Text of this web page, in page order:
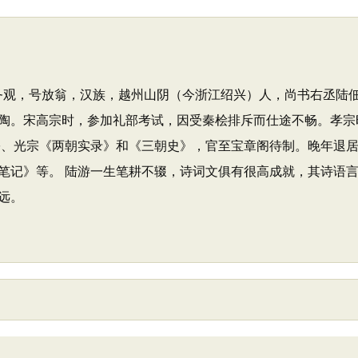
，号放翁，汉族，越州山阴（今浙江绍兴）人，尚书右丞陆
。宋高宗时，参加礼部考试，因受秦桧排斥而仕途不畅。孝
光宗《两朝实录》和《三朝史》，官至宝章阁待制。晚年退
记》等。 陆游一生笔耕不辍，诗词文俱有很高成就，其诗语
。